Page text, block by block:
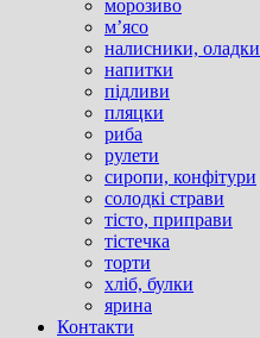
морозиво
м’ясо
налисники, оладки
напитки
підливи
пляцки
риба
рулети
сиропи, конфітури
солодкі страви
тісто, приправи
тістечка
торти
хліб, булки
ярина
Контакти